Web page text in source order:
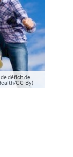
déficit de
CC-By)